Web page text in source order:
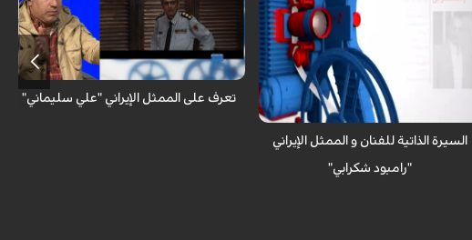
مع المشاهدين _ الكوثر : تعرف على الممثل
الإيراني القدير "رامبود شكرابي" من خلال سيرته
السيرة الذاتية للفنان و الممثل الإيراني
"رامبود شكرابي"
مع المشاهدين _ الكوثر : شاهد السيرة الذاتية
و المهنية للفنان الإيراني
تعرف على الممثل الإيراني "علي سليماني"